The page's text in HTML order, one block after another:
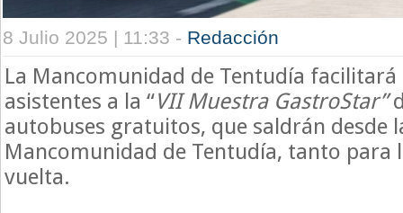
8 Julio 2025 | 11:33 - Redacción
La Mancomunidad de Tentudía facilitará
asistentes a la “VII Muestra GastroStar”
autobuses gratuitos, que saldrán desde
Mancomunidad de Tentudía, tanto para
vuelta.